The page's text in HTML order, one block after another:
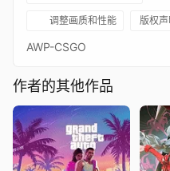
调整画质和性能 版权声
AWP-CSGO
作者的其他作品